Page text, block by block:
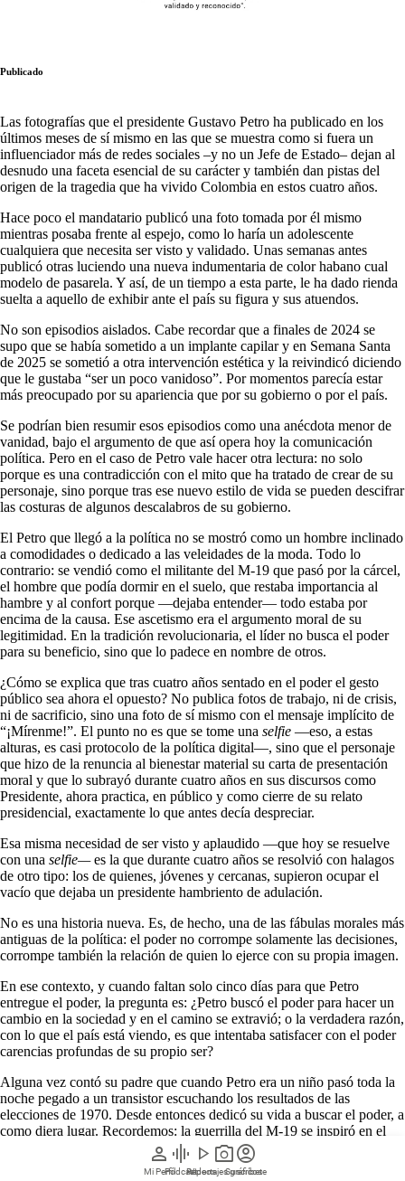
person
Mi Perfil
graphic_eq
Pódcast
play_arrow
Videos
photo_camera
Reportajes gráficos
account_circle
Suscríbete
Publicado
Las fotografías que el presidente Gustavo Petro ha publicado en los
últimos meses de sí mismo en las que se muestra como si fuera un
influenciador más de redes sociales –y no un Jefe de Estado– dejan al
desnudo una faceta esencial de su carácter y también dan pistas del
origen de la tragedia que ha vivido Colombia en estos cuatro años.
Hace poco el mandatario publicó una foto tomada por él mismo
mientras posaba frente al espejo, como lo haría un adolescente
cualquiera que necesita ser visto y validado. Unas semanas antes
publicó otras luciendo una nueva indumentaria de color habano cual
modelo de pasarela. Y así, de un tiempo a esta parte, le ha dado rienda
suelta a aquello de exhibir ante el país su figura y sus atuendos.
No son episodios aislados. Cabe recordar que a finales de 2024 se
supo que se había sometido a un implante capilar y en Semana Santa
de 2025 se sometió a otra intervención estética y la reivindicó diciendo
que le gustaba “ser un poco vanidoso”. Por momentos parecía estar
más preocupado por su apariencia que por su gobierno o por el país.
Se podrían bien resumir esos episodios como una anécdota menor de
vanidad, bajo el argumento de que así opera hoy la comunicación
política. Pero en el caso de Petro vale hacer otra lectura: no solo
porque es una contradicción con el mito que ha tratado de crear de su
personaje, sino porque tras ese nuevo estilo de vida se pueden descifrar
las costuras de algunos descalabros de su gobierno.
El Petro que llegó a la política no se mostró como un hombre inclinado
a comodidades o dedicado a las veleidades de la moda. Todo lo
contrario: se vendió como el militante del M-19 que pasó por la cárcel,
el hombre que podía dormir en el suelo, que restaba importancia al
hambre y al confort porque —dejaba entender— todo estaba por
encima de la causa. Ese ascetismo era el argumento moral de su
legitimidad. En la tradición revolucionaria, el líder no busca el poder
para su beneficio, sino que lo padece en nombre de otros.
¿Cómo se explica que tras cuatro años sentado en el poder el gesto
público sea ahora el opuesto? No publica fotos de trabajo, ni de crisis,
ni de sacrificio, sino una foto de sí mismo con el mensaje implícito de
“¡Mírenme!”. El punto no es que se tome una selfie —eso, a estas
alturas, es casi protocolo de la política digital—, sino que el personaje
que hizo de la renuncia al bienestar material su carta de presentación
moral y que lo subrayó durante cuatro años en sus discursos como
Presidente, ahora practica, en público y como cierre de su relato
presidencial, exactamente lo que antes decía despreciar.
Esa misma necesidad de ser visto y aplaudido —que hoy se resuelve
con una selfie—es la que durante cuatro años se resolvió con halagos
de otro tipo: los de quienes, jóvenes y cercanas, supieron ocupar el
vacío que dejaba un presidente hambriento de adulación.
No es una historia nueva. Es, de hecho, una de las fábulas morales más
antiguas de la política: el poder no corrompe solamente las decisiones,
corrompe también la relación de quien lo ejerce con su propia imagen.
En ese contexto, y cuando faltan solo cinco días para que Petro
entregue el poder, la pregunta es: ¿Petro buscó el poder para hacer un
cambio en la sociedad y en el camino se extravió; o la verdadera razón,
con lo que el país está viendo, es que intentaba satisfacer con el poder
carencias profundas de su propio ser?
Alguna vez contó su padre que cuando Petro era un niño pasó toda la
noche pegado a un transistor escuchando los resultados de las
elecciones de 1970. Desde entonces dedicó su vida a buscar el poder, a
como diera lugar. Recordemos: la guerrilla del M-19 se inspiró en el
supuesto robo de las elecciones de ese año a Rojas Pinilla.
El culto a la propia imagen rara vez permanece en el terreno de la